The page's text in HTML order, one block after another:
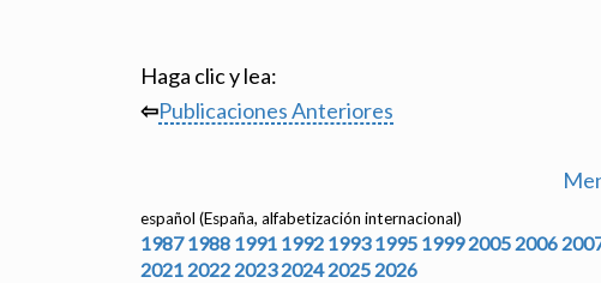
Haga clic y lea:
⇦Publicaciones Anteriores
español (España, alfabetización internacional)
1987 1988 1991 1992 1993 1995 1999 2005 2006
2021 2022 2023 2024 2025 2026